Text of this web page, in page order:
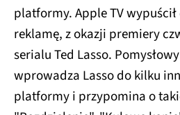
platformy. Apple TV
reklamę, z okazji premiery
serialu Ted Lasso.
wprowadza Lasso do kilku
platformy i przypomina o